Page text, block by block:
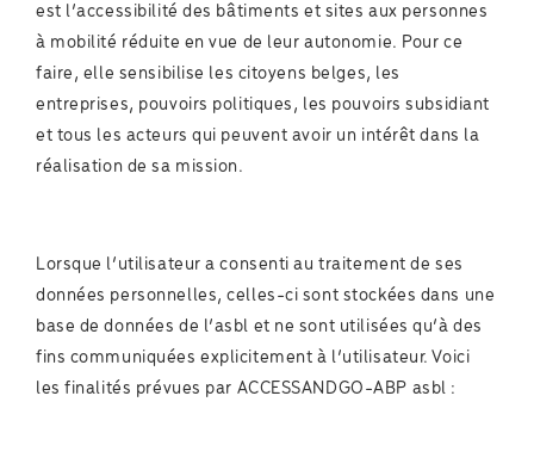
est l’accessibilité des bâtiments et sites aux personnes
à mobilité réduite en vue de leur autonomie. Pour ce
faire, elle sensibilise les citoyens belges, les
entreprises, pouvoirs politiques, les pouvoirs subsidiant
et tous les acteurs qui peuvent avoir un intérêt dans la
réalisation de sa mission.
Lorsque l’utilisateur a consenti au traitement de ses
données personnelles, celles-ci sont stockées dans une
base de données de l’asbl et ne sont utilisées qu’à des
fins communiquées explicitement à l’utilisateur. Voici
les finalités prévues par ACCESSANDGO-ABP asbl :